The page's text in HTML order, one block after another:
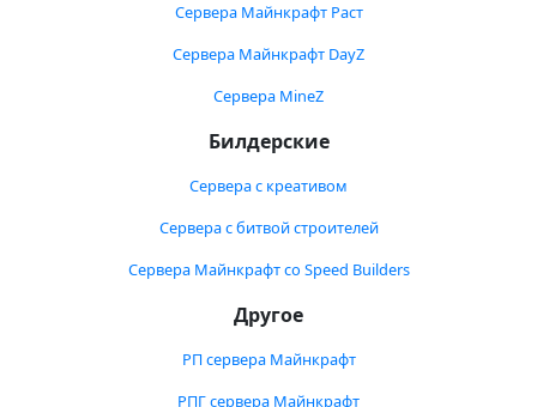
Сервера Майнкрафт Раст
Сервера Майнкрафт DayZ
Сервера MineZ
Билдерские
Сервера с креативом
Сервера с битвой строителей
Сервера Майнкрафт со Speed Builders
Другое
РП сервера Майнкрафт
РПГ сервера Майнкрафт